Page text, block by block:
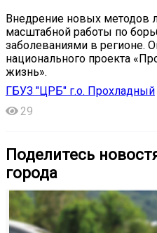
Внедрение новых методов
масштабной работы по
заболеваниями в регионе.
национального проекта
жизнь».
ГБУЗ "ЦРБ" г.о. Прохладный
29
Поделитесь
города